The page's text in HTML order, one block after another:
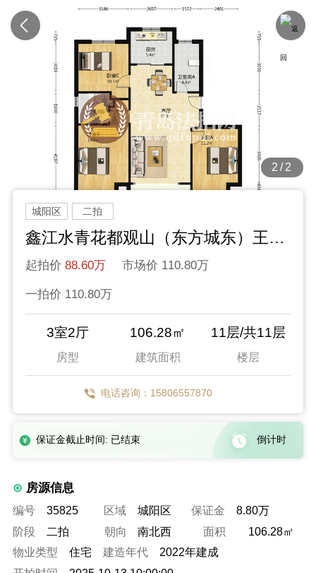
2/2
城阳区 二拍
鑫江水青花都观山（东方城东）王沙路2号51号楼
起拍价 88.60万 市场价 110.80万
一拍价 110.80万
3室2厅
房型
106.28㎡
建筑面积
11层/共11层
楼层
电话咨询：15806557870
保证金截止时间: 已结束 倒计时
房源信息
编号 35825 区域 城阳区 保证金
8.80万
阶段
二拍 朝向 南北西 面积
106.28㎡
物业类型
住宅 建造年代
2022年建成